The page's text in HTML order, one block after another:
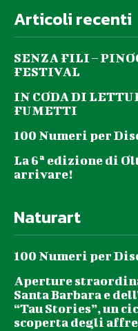
Articoli recenti
SENZA FILI –
FESTIVAL
IN CODA DI
FUMETTI
100 Numeri per
La 6ª edizione di
arrivare!
Naturart
100 Numeri per
Aperture
Santa Barbara e
“Tau Stories”, un
scoperta degli